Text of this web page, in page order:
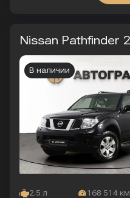
Nissan Pathfinder
2.5 л 168 514
В наличии